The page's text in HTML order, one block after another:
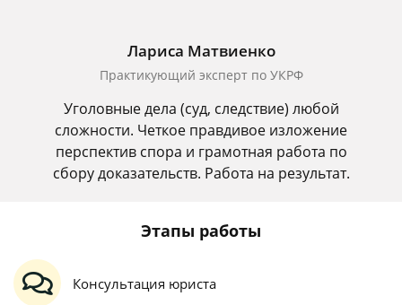
Лариса Матвиенко
Практикующий эксперт по УКРФ
Уголовные дела (суд, следствие) любой
сложности. Четкое правдивое изложение
перспектив спора и грамотная работа по
сбору доказательств. Работа на результат.
Этапы работы
Консультация юриста